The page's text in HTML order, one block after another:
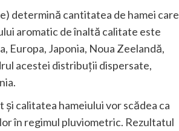
determină cantitatea de hamei care
aromatic de înaltă calitate este
Europa, Japonia, Noua Zeelandă,
acestei distribuții dispersate,
calitatea hameiului vor scădea ca
în regimul pluviometric. Rezultatul